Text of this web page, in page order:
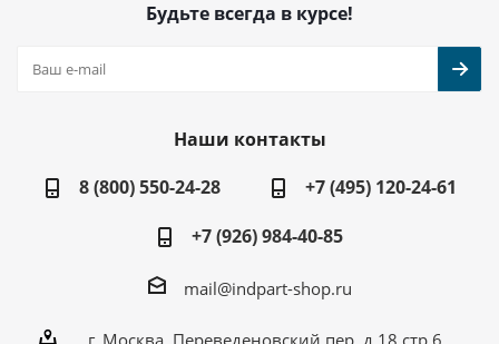
Будьте всегда в курсе!
Наши контакты
8 (800) 550-24-28
+7 (495) 120-24-61
+7 (926) 984-40-85
mail@indpart-shop.ru
г. Москва, Переведеновский пер, д.18 стр.6,